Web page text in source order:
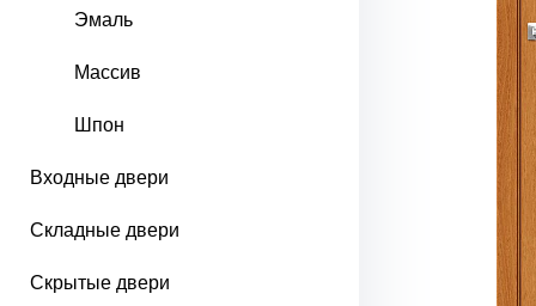
Эмаль
Массив
Шпон
Входные двери
Складные двери
Скрытые двери